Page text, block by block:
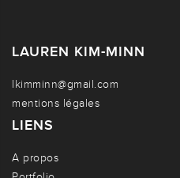
LAUREN KIM-MINN
lkimminn@gmail.com
mentions légales
LIENS
A propos